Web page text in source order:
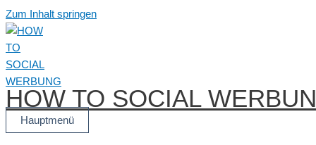
Zum Inhalt springen
HOW TO SOCIAL
Hauptmenü